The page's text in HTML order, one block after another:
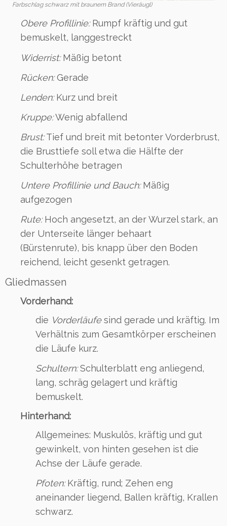
Farbschlag schwarz mit braunem Brand (Vieräugl)
Obere Profillinie:Rumpf kräftig und gut
bemuskelt, langgestreckt
Widerrist:Mäßig betont
Rücken:Gerade
Lenden:Kurz und breit
Kruppe:Wenig abfallend
Brust:Tief und breit mit betonter Vorderbrust,
die Brusttiefe soll etwa die Hälfte der
Schulterhöhe betragen
Untere Profillinie und Bauch:Mäßig
aufgezogen
Rute:Hoch angesetzt, an der Wurzel stark, an
der Unterseite länger behaart
(Bürstenrute), bis knapp über den Boden
reichend, leicht gesenkt getragen.
Gliedmassen
Vorderhand:
die Vorderläufesind gerade und kräftig. Im
Verhältnis zum Gesamtkörper erscheinen
die Läufe kurz.
Schultern:Schulterblatt eng anliegend,
lang, schräg gelagert und kräftig
bemuskelt.
Hinterhand:
Allgemeines: Muskulös, kräftig und gut
gewinkelt, von hinten gesehen ist die
Achse der Läufe gerade.
Pfoten:Kräftig, rund; Zehen eng
aneinander liegend, Ballen kräftig, Krallen
schwarz.